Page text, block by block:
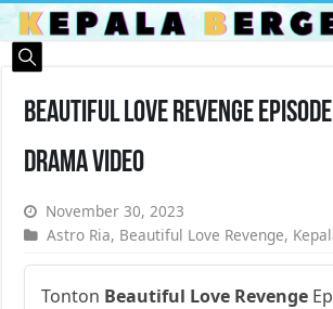
Beautiful Love Revenge
Drama Video
November 30, 2023
Astro Ria, Beautiful Love Revenge,
Tonton Beautiful Love Revenge